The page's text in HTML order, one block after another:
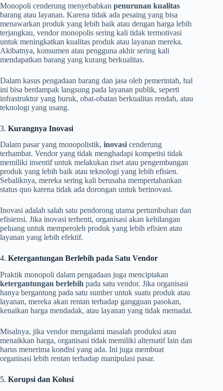
Monopoli cenderung menyebabkan penurunan kualitas
barang atau layanan. Karena tidak ada pesaing yang bisa
menawarkan produk yang lebih baik atau dengan harga lebih
terjangkau, vendor monopolis sering kali tidak termotivasi
untuk meningkatkan kualitas produk atau layanan mereka.
Akibatnya, konsumen atau pengguna akhir sering kali
mendapatkan barang yang kurang berkualitas.
Dalam kasus pengadaan barang dan jasa oleh pemerintah, hal
ini bisa berdampak langsung pada layanan publik, seperti
infrastruktur yang buruk, obat-obatan berkualitas rendah, atau
teknologi yang usang.
3. Kurangnya Inovasi
Dalam pasar yang monopolistik, inovasi cenderung
terhambat. Vendor yang tidak menghadapi kompetisi tidak
memiliki insentif untuk melakukan riset atau pengembangan
produk yang lebih baik atau teknologi yang lebih efisien.
Sebaliknya, mereka sering kali berusaha mempertahankan
status quo karena tidak ada dorongan untuk berinovasi.
Inovasi adalah salah satu pendorong utama pertumbuhan dan
efisiensi. Jika inovasi terhenti, organisasi akan kehilangan
peluang untuk memperoleh produk yang lebih efisien atau
layanan yang lebih efektif.
4. Ketergantungan Berlebih pada Satu Vendor
Praktik monopoli dalam pengadaan juga menciptakan
ketergantungan berlebih pada satu vendor. Jika organisasi
hanya bergantung pada satu sumber untuk suatu produk atau
layanan, mereka akan rentan terhadap gangguan pasokan,
kenaikan harga mendadak, atau layanan yang tidak memadai.
Misalnya, jika vendor mengalami masalah produksi atau
menaikkan harga, organisasi tidak memiliki alternatif lain dan
harus menerima kondisi yang ada. Ini juga membuat
organisasi lebih rentan terhadap manipulasi pasar.
5. Korupsi dan Kolusi